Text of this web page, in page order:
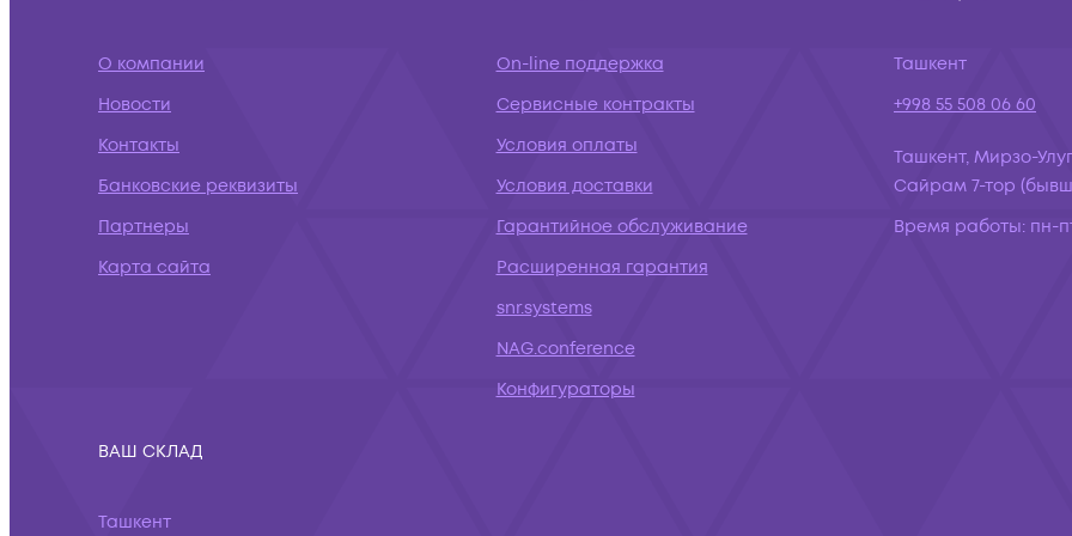
О компании
Новости
Контакты
Банковские реквизиты
Партнеры
Карта сайта
On-line поддержка
Сервисные контракты
Условия оплаты
Условия доставки
Гарантийное обслуживание
Расширенная гарантия
snr.systems
NAG.conference
Конфигураторы
Ташкент
+998 55 508 06 60
Ташкент, Мирзо-
Сайрам 7-тор
Время работы: пн-
ВАШ СКЛАД
Ташкент